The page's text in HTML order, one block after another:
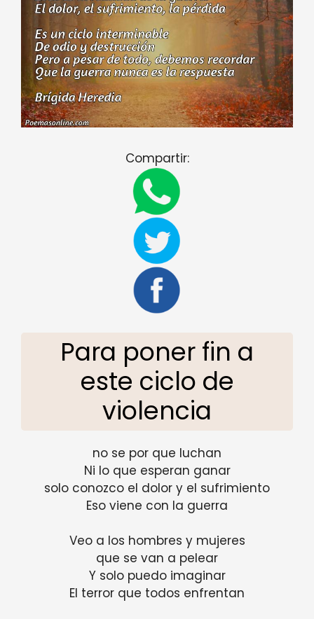
Compartir:
Para poner fin a
este ciclo de
violencia
no se por que luchan
Ni lo que esperan ganar
solo conozco el dolor y el sufrimiento
Eso viene con la guerra
Veo a los hombres y mujeres
que se van a pelear
Y solo puedo imaginar
El terror que todos enfrentan